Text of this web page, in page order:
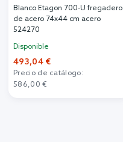
Blanco Etagon 700-U fregadero
de acero 74x44 cm acero
524270
Disponible
493,04 €
Precio de catálogo:
586,00 €